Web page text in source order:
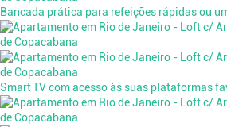
Bancada prática para refeições rápidas ou
Smart TV com acesso às suas plataformas